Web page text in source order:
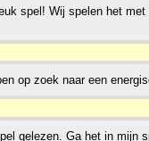
spel! Wij spelen het
op zoek naar een
gelezen. Ga het in mijn